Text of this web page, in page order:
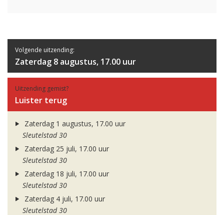
Volgende uitzending:
Zaterdag 8 augustus, 17.00 uur
Uitzending gemist?
Luister terug
Zaterdag 1 augustus, 17.00 uur
Sleutelstad 30
Zaterdag 25 juli, 17.00 uur
Sleutelstad 30
Zaterdag 18 juli, 17.00 uur
Sleutelstad 30
Zaterdag 4 juli, 17.00 uur
Sleutelstad 30